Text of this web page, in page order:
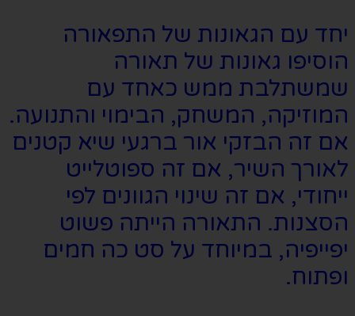
יחד עם הגאונות של התפאורה
הוסיפו גאונות של תאורה
שמשתלבת ממש כאחד עם
המוזיקה, המשחק, הבימוי והתנועה.
אם זה הבזקי אור ברגעי שיא קטנים
לאורך השיר, אם זה ספוטלייט
ייחודי, אם זה שינוי הגוונים לפי
הסצנות. התאורה הייתה פשוט
יפייפיה, במיוחד על סט כה חמים
ופתוח.